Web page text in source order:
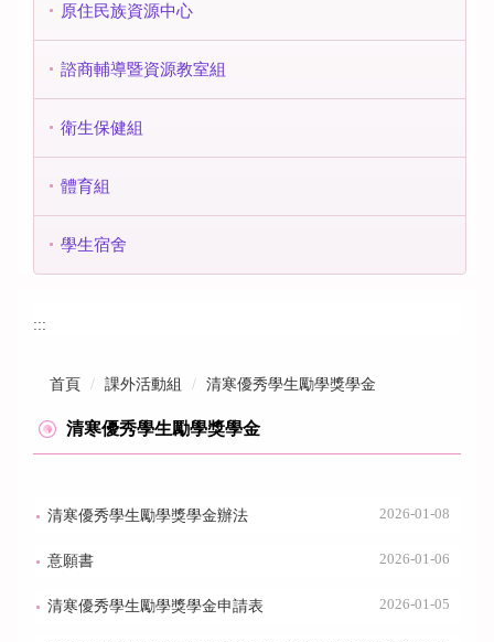
原住民族資源中心
諮商輔導暨資源教室組
衛生保健組
體育組
學生宿舍
:::
首頁 課外活動組 清寒優秀學生勵學獎學金
清寒優秀學生勵學獎學金
清寒優秀學生勵學獎學金辦法 2026-01-08
意願書 2026-01-06
清寒優秀學生勵學獎學金申請表 2026-01-05